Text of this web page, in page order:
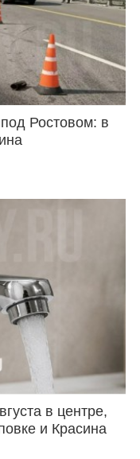
Ростовом: в
в центре,
и Красина